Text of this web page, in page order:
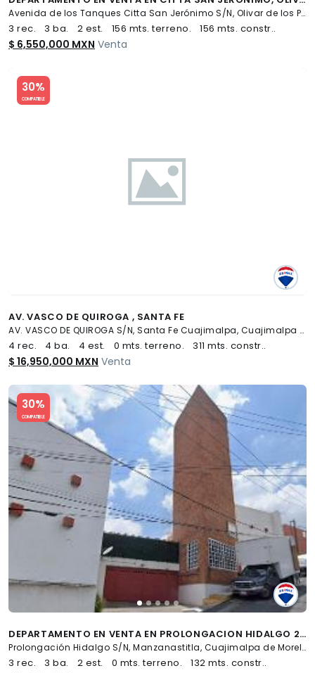
Avenida de los Tanques Citta San Jerónimo S/N, Olivar de los Padres, Álvaro Obregón
3 rec. 3 ba. 2 est. 156 mts. terreno. 156 mts. constr..
$ 6,550,000 MXN Venta
30%
COMPATIBLE
Slide 1 of 5
AV. VASCO DE QUIROGA , SANTA FE
AV. VASCO DE QUIROGA S/N, Santa Fe Cuajimalpa, Cuajimalpa de Morelos
4 rec. 4 ba. 4 est. 0 mts. terreno. 311 mts. constr..
$ 16,950,000 MXN Venta
30%
COMPATIBLE
Slide 1 of 5
DEPARTAMENTO EN VENTA EN PROLONGACION HIDALGO 255 MANZANASTITLA CUAJIMALPA - (34)
Prolongación Hidalgo S/N, Manzanastitla, Cuajimalpa de Morelos
3 rec. 3 ba. 2 est. 0 mts. terreno. 132 mts. constr..